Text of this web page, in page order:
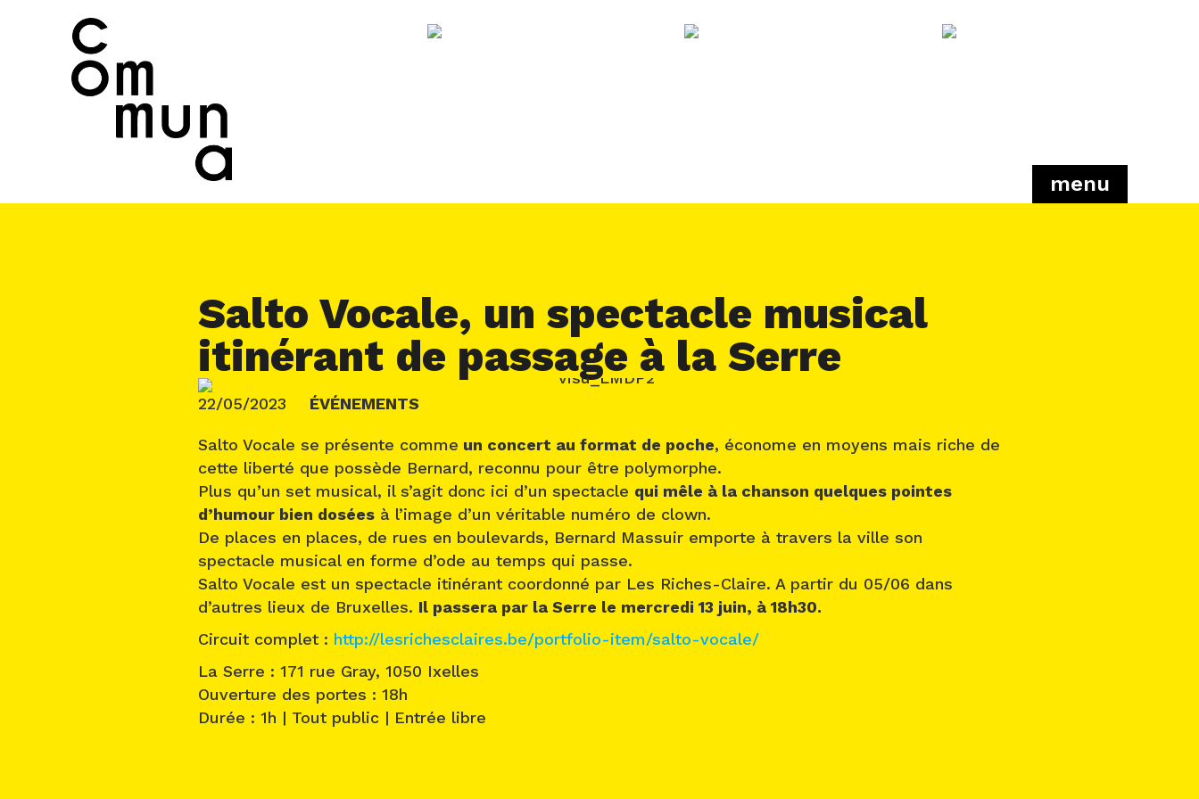
menu
Salto Vocale, un spectacle musical
itinérant de passage à la Serre
22/05/2023 ÉVÉNEMENTS
Salto Vocale se présente comme un concert au format de poche, économe en moyens mais riche de
cette liberté que possède Bernard, reconnu pour être polymorphe.
Plus qu’un set musical, il s’agit donc ici d’un spectacle qui mêle à la chanson quelques pointes
d’humour bien dosées à l’image d’un véritable numéro de clown.
De places en places, de rues en boulevards, Bernard Massuir emporte à travers la ville son
spectacle musical en forme d’ode au temps qui passe.
Salto Vocale est un spectacle itinérant coordonné par Les Riches-Claire. A partir du 05/06 dans
d’autres lieux de Bruxelles. Il passera par la Serre le mercredi 13 juin, à 18h30.
Circuit complet : http://lesrichesclaires.be/portfolio-item/salto-vocale/
La Serre : 171 rue Gray, 1050 Ixelles
Ouverture des portes : 18h
Durée : 1h | Tout public | Entrée libre